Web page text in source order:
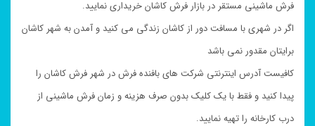
فرش ماشینی مستقر در بازار فرش کاشان خریداری نمایید.
اگر در شهری با مسافت دور از کاشان زندگی می کنید و آمدن به شهر کاشان
برایتان مقدور نمی باشد
کافیست آدرس اینترنتی شرکت های بافنده فرش در شهر فرش کاشان را
پیدا کنید و فقط با یک کلیک بدون صرف هزینه و زمان فرش ماشینی از
درب کارخانه را تهیه نمایید.